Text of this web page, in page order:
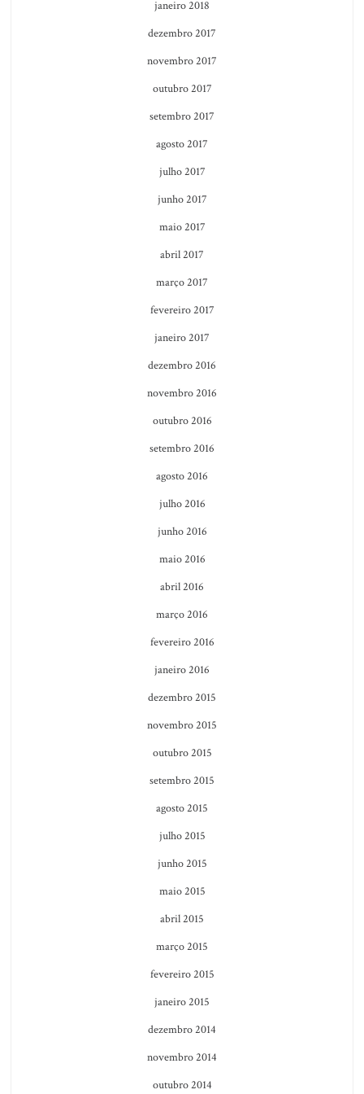
janeiro 2018
dezembro 2017
novembro 2017
outubro 2017
setembro 2017
agosto 2017
julho 2017
junho 2017
maio 2017
abril 2017
março 2017
fevereiro 2017
janeiro 2017
dezembro 2016
novembro 2016
outubro 2016
setembro 2016
agosto 2016
julho 2016
junho 2016
maio 2016
abril 2016
março 2016
fevereiro 2016
janeiro 2016
dezembro 2015
novembro 2015
outubro 2015
setembro 2015
agosto 2015
julho 2015
junho 2015
maio 2015
abril 2015
março 2015
fevereiro 2015
janeiro 2015
dezembro 2014
novembro 2014
outubro 2014